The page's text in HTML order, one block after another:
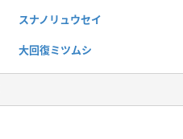
スナノリュウセイ
大回復ミツムシ